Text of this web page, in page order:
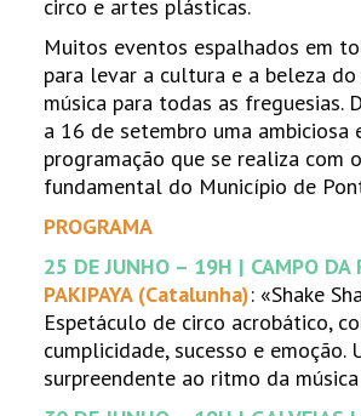
circo e artes plásticas.
Muitos eventos espalhados em
para levar a cultura e a beleza
música para todas as freguesias.
a 16 de setembro uma ambiciosa
programação que se realiza com
fundamental do Município de
PROGRAMA
25 DE JUNHO – 19H | CAMPO DA
PAKIPAYA (Catalunha): «Shake
Espetáculo de circo acrobático,
cumplicidade, sucesso e emoção.
surpreendente ao ritmo da